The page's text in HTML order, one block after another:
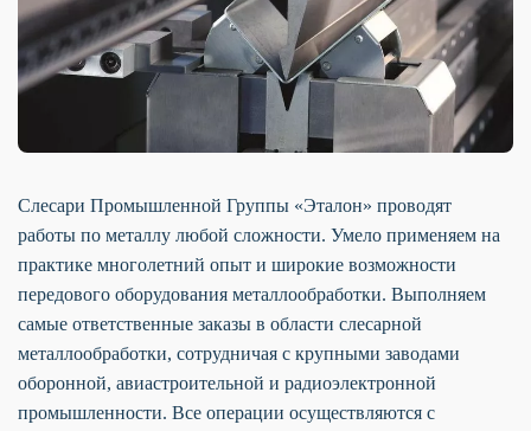
Слесари Промышленной Группы «Эталон» проводят
работы по металлу любой сложности. Умело применяем на
практике многолетний опыт и широкие возможности
передового оборудования металлообработки. Выполняем
самые ответственные заказы в области слесарной
металлообработки, сотрудничая с крупными заводами
оборонной, авиастроительной и радиоэлектронной
промышленности. Все операции осуществляются с